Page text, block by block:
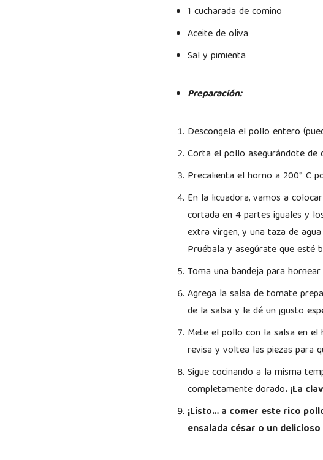
1 cucharada de comino
Aceite de oliva
Sal y pimienta
Preparación:
Descongela el pollo entero
Corta el pollo asegurándote de
Precalienta el horno a 200° C
En la licuadora, vamos a
cortada en 4 partes iguales y
extra virgen, y una taza de
Pruébala y asegúrate que esté
Toma una bandeja para
Agrega la salsa de tomate
de la salsa y le dé un ¡gusto
Mete el pollo con la salsa en el
revisa y voltea las piezas para
Sigue cocinando a la misma
completamente dorado. ¡La
¡Listo… a comer este rico
ensalada césar o un